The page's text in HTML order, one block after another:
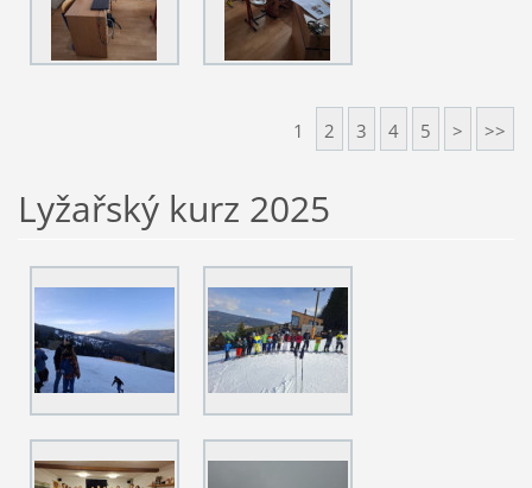
1 2 3 4 5 > >>
Lyžařský kurz 2025